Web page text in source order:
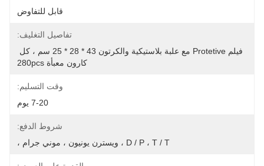
قابل للتفاوض
تفاصيل التغليف:
كارون معبأة 280pcs
وقت التسليم:
7-20 يوم
شروط الدفع:
D / P ، T / T ، ويسترن يونيون ، موني جرام ،